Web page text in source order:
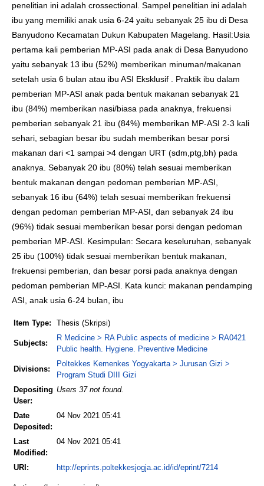
penelitian ini adalah crossectional. Sampel penelitian ini adalah
ibu yang memiliki anak usia 6-24 yaitu sebanyak 25 ibu di Desa
Banyudono Kecamatan Dukun Kabupaten Magelang. Hasil:Usia
pertama kali pemberian MP-ASI pada anak di Desa Banyudono
yaitu sebanyak 13 ibu (52%) memberikan minuman/makanan
setelah usia 6 bulan atau ibu ASI Eksklusif . Praktik ibu dalam
pemberian MP-ASI anak pada bentuk makanan sebanyak 21
ibu (84%) memberikan nasi/biasa pada anaknya, frekuensi
pemberian sebanyak 21 ibu (84%) memberikan MP-ASI 2-3 kali
sehari, sebagian besar ibu sudah memberikan besar porsi
makanan dari <1 sampai >4 dengan URT (sdm,ptg,bh) pada
anaknya. Sebanyak 20 ibu (80%) telah sesuai memberikan
bentuk makanan dengan pedoman pemberian MP-ASI,
sebanyak 16 ibu (64%) telah sesuai memberikan frekuensi
dengan pedoman pemberian MP-ASI, dan sebanyak 24 ibu
(96%) tidak sesuai memberikan besar porsi dengan pedoman
pemberian MP-ASI. Kesimpulan: Secara keseluruhan, sebanyak
25 ibu (100%) tidak sesuai memberikan bentuk makanan,
frekuensi pemberian, dan besar porsi pada anaknya dengan
pedoman pemberian MP-ASI. Kata kunci: makanan pendamping
ASI, anak usia 6-24 bulan, ibu
Item Type: Thesis (Skripsi)
Subjects:
R Medicine > RA Public aspects of medicine > RA0421
Public health. Hygiene. Preventive Medicine
Divisions:
Poltekkes Kemenkes Yogyakarta > Jurusan Gizi >
Program Studi DIII Gizi
Depositing
User:
Users 37 not found.
Date
Deposited:
04 Nov 2021 05:41
Last
Modified:
04 Nov 2021 05:41
URI: http://eprints.poltekkesjogja.ac.id/id/eprint/7214